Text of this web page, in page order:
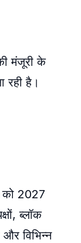
मंजूरी के
रही है।
को 2027
ब्लॉक
विभिन्न